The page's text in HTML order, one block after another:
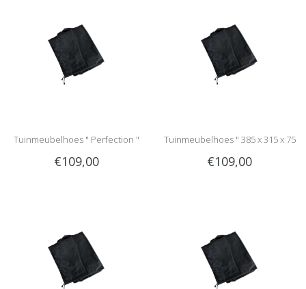
Tuinmeubelhoes " Perfection "
€109,00
Tuinmeubelhoes " 385 x 315 x 75
cm "
€109,00